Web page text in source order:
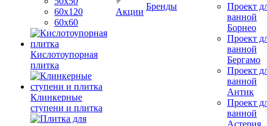
60х120
60х60
Кислотоупорная
плитка
Клинкерные
ступени и плитка
Акции
Бренды
Проект
ванной
Борнео
Проект
ванной
Бергамо
Проект
ванной
Антик
Проект
ванной
Астерия